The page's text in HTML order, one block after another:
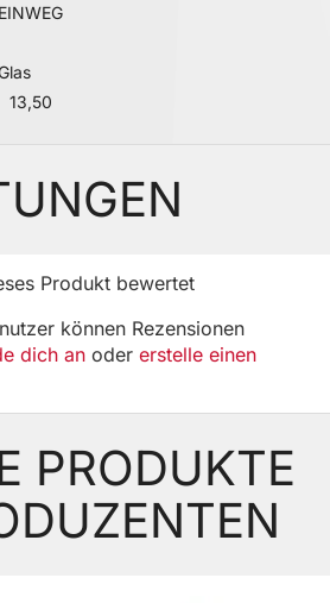
EINWEG
13,50
Produkt bewertet
können Rezensionen
dich an oder erstelle einen
PRODUKTE